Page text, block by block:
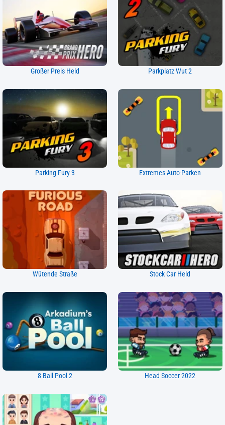
Großer Preis Held Parkplatz Wut 2
Parking Fury 3 Extremes Auto-Parken
Wütende Straße Stock Car Held
8 Ball Pool 2 Head Soccer 2022